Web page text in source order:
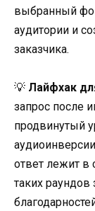
выбранный
аудитории и
заказчика.
💡 Лайфхак
запрос после
продвинутый
ответ лежит в
таких раундов